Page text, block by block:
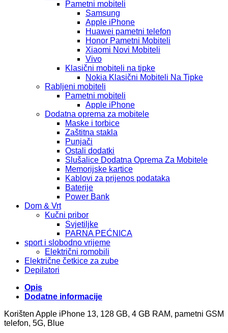
Pametni mobiteli
Samsung
Apple iPhone
Huawei pametni telefon
Honor Pametni Mobiteli
Xiaomi Novi Mobiteli
Vivo
Klasični mobiteli na tipke
Nokia Klasični Mobiteli Na Tipke
Rabljeni mobiteli
Pametni mobiteli
Apple iPhone
Dodatna oprema za mobitele
Maske i torbice
Zaštitna stakla
Punjači
Ostali dodatki
Slušalice Dodatna Oprema Za Mobitele
Memorijske kartice
Kablovi za prijenos podataka
Baterije
Power Bank
Dom & Vrt
Kučni pribor
Svjetiljke
PARNA PEĆNICA
sport i slobodno vrijeme
Električni romobili
Električne četkice za zube
Depilatori
Opis
Dodatne informacije
Korišten Apple iPhone 13, 128 GB, 4 GB RAM, pametni GSM
telefon, 5G, Blue